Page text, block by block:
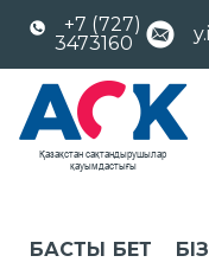
+7 (727)
3473160
БАСТЫ БЕТ